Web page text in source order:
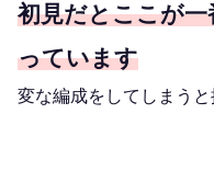
初見だとここが
っています
変な編成をしてしまう